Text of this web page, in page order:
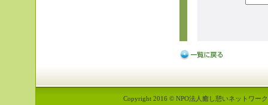
Copyright 2016 © NPO法人癒し憩いネットワー